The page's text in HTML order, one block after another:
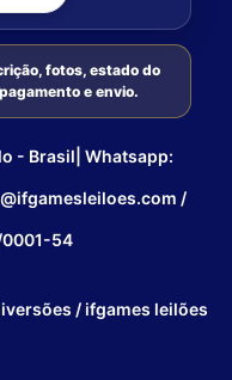
fotos, estado do
e envio.
- Brasil| Whatsapp:
/
0001-54
/ ifgames leilões